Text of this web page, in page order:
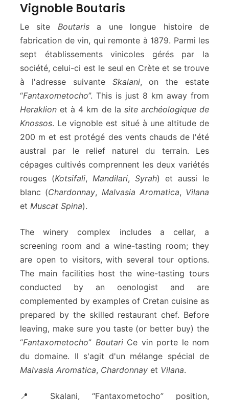
Vignoble Boutaris
Le site Boutarisa une longue histoire de
fabrication de vin, qui remonte à 1879. Parmi les
sept établissements vinicoles gérés par la
société, celui-ci est le seul en Crète et se trouve
à l'adresse suivante Skalani, on the estate
“Fantaxometocho”. This is just 8 km away from
Heraklion et à 4 km de la site archéologique de
Knossos. Le vignoble est situé à une altitude de
200 m et est protégé des vents chauds de l'été
austral par le relief naturel du terrain. Les
cépages cultivés comprennent les deux variétés
rouges (Kotsifali, Mandilari, Syrah) et aussi le
blanc (Chardonnay, Malvasia Aromatica, Vilana
et Muscat Spina).
The winery complex includes a cellar, a
screening room and a wine-tasting room; they
are open to visitors, with several tour options.
The main facilities host the wine-tasting tours
conducted by an oenologist and are
complemented by examples of Cretan cuisine as
prepared by the skilled restaurant chef. Before
leaving, make sure you taste (or better buy) the
“Fantaxometocho” BoutariCe vin porte le nom
du domaine. Il s'agit d'un mélange spécial de
Malvasia Aromatica, Chardonnay et Vilana.
📍 Skalani, “Fantaxometocho” position,